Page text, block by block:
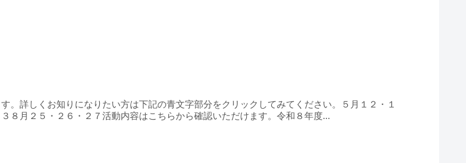
。詳しくお知りになりたい方は下記の青文字部分をクリックしてみてください。５月１２・１
８月２５・２６・２７活動内容はこちらから確認いただけます。令和８年度...